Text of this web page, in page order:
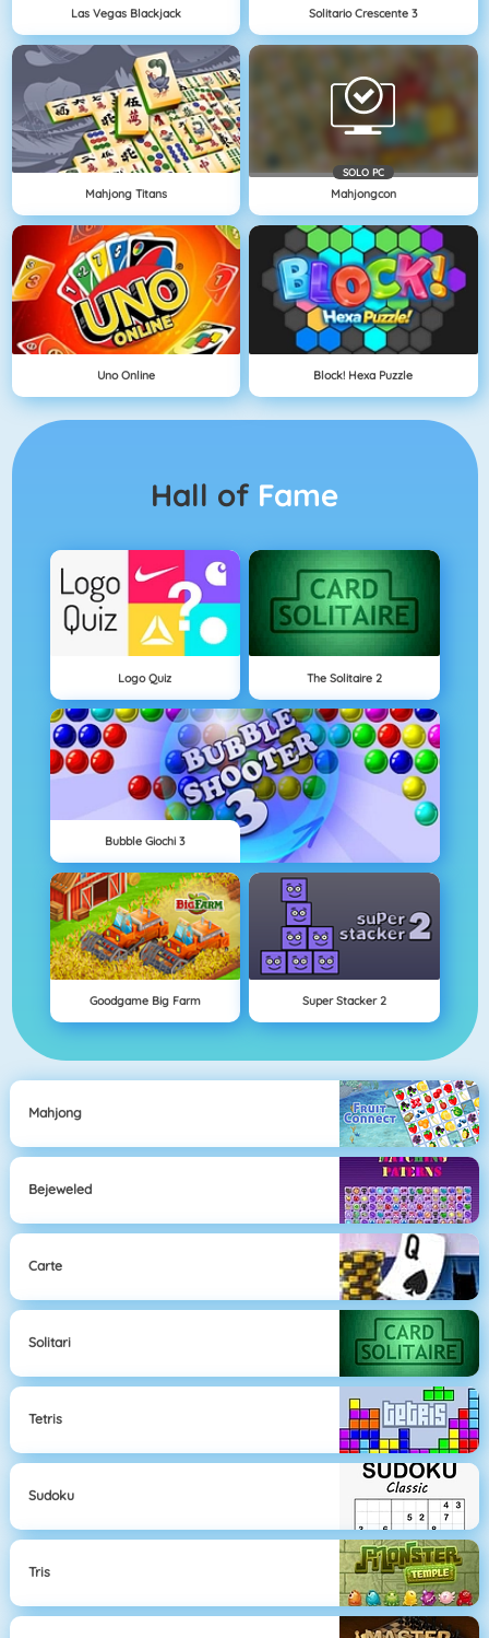
Las Vegas Blackjack Solitario Crescente 3
Mahjong Titans
SOLO PC
Mahjongcon
Uno Online Block! Hexa Puzzle
Hall of Fame
Logo Quiz The Solitaire 2
Bubble Giochi 3
Goodgame Big Farm Super Stacker 2
Mahjong
Bejeweled
Carte
Solitari
Tetris
Sudoku
Tris